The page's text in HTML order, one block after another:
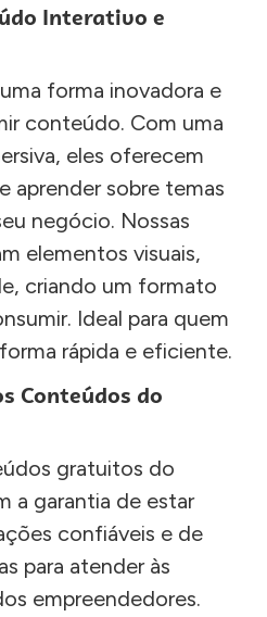
Interativo e
forma inovadora e
conteúdo. Com uma
eles oferecem
aprender sobre temas
negócio. Nossas
elementos visuais,
criando um formato
Ideal para quem
rápida e eficiente.
Conteúdos do
gratuitos do
a garantia de estar
confiáveis e de
para atender às
empreendedores.